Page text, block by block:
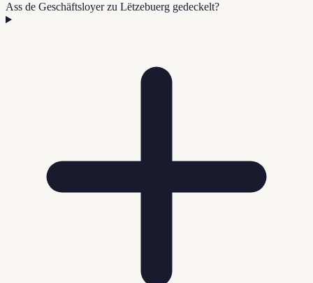
Ass de Geschäftsloyer zu Lëtzebuerg gedeckelt?